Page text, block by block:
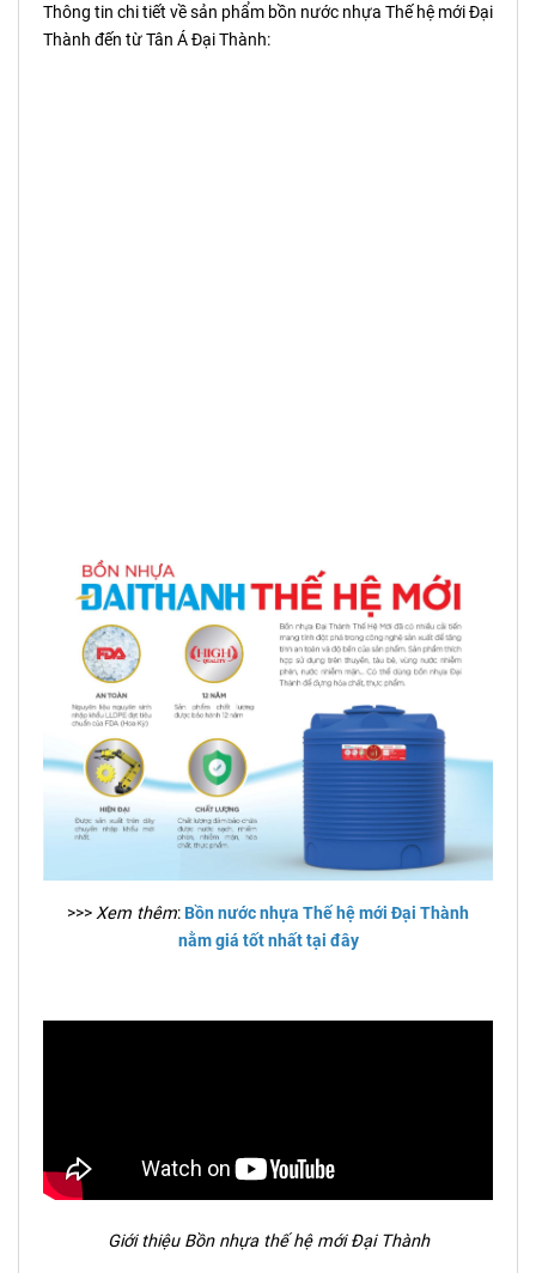
Thông tin chi tiết về sản phẩm bồn nước nhựa Thế hệ mới Đại
Thành đến từ Tân Á Đại Thành:
>>>Xem thêm:Bồn nước nhựa Thế hệ mới Đại Thành
nằm giá tốt nhất tại đây
Giới thiệu Bồn nhựa thế hệ mới Đại Thành